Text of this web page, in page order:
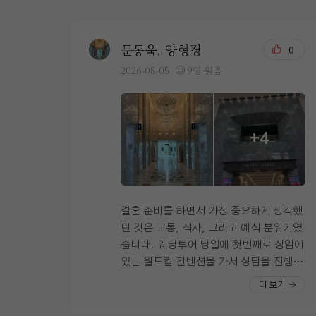
문동욱, 양형경
2026-08-05 9명 읽음
0
+4
결혼 준비를 하면서 가장 중요하게 생각했
던 것은 교통, 식사, 그리고 예식 분위기였
습니다. 웨딩투어 당일에 첫번째로 상암에
있는 월드컵 컨벤션을 가서 상담을 진행했
고 두번째는 시청역에 위치한 오펠리스 웨
더 보기